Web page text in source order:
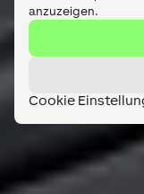
anzuzeigen.
Cookie